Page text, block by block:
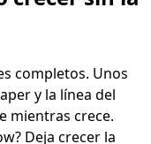
completos. Unos
y la línea del
mientras crece.
Deja crecer la